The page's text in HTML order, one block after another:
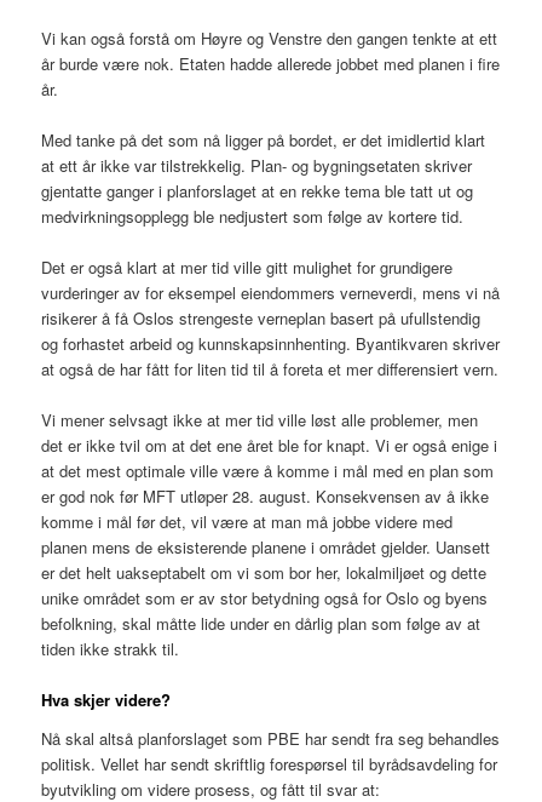
Vi kan også forstå om Høyre og Venstre den gangen tenkte at ett
år burde være nok. Etaten hadde allerede jobbet med planen i fire
år.
Med tanke på det som nå ligger på bordet, er det imidlertid klart
at ett år ikke var tilstrekkelig. Plan- og bygningsetaten skriver
gjentatte ganger i planforslaget at en rekke tema ble tatt ut og
medvirkningsopplegg ble nedjustert som følge av kortere tid.
Det er også klart at mer tid ville gitt mulighet for grundigere
vurderinger av for eksempel eiendommers verneverdi, mens vi nå
risikerer å få Oslos strengeste verneplan basert på ufullstendig
og forhastet arbeid og kunnskapsinnhenting. Byantikvaren skriver
at også de har fått for liten tid til å foreta et mer differensiert vern.
Vi mener selvsagt ikke at mer tid ville løst alle problemer, men
det er ikke tvil om at det ene året ble for knapt. Vi er også enige i
at det mest optimale ville være å komme i mål med en plan som
er god nok før MFT utløper 28. august. Konsekvensen av å ikke
komme i mål før det, vil være at man må jobbe videre med
planen mens de eksisterende planene i området gjelder. Uansett
er det helt uakseptabelt om vi som bor her, lokalmiljøet og dette
unike området som er av stor betydning også for Oslo og byens
befolkning, skal måtte lide under en dårlig plan som følge av at
tiden ikke strakk til.
Hva skjer videre?
Nå skal altså planforslaget som PBE har sendt fra seg behandles
politisk. Vellet har sendt skriftlig forespørsel til byrådsavdeling for
byutvikling om videre prosess, og fått til svar at: